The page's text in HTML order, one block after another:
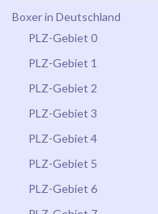
Boxer in Deutschland
PLZ-Gebiet 0
PLZ-Gebiet 1
PLZ-Gebiet 2
PLZ-Gebiet 3
PLZ-Gebiet 4
PLZ-Gebiet 5
PLZ-Gebiet 6